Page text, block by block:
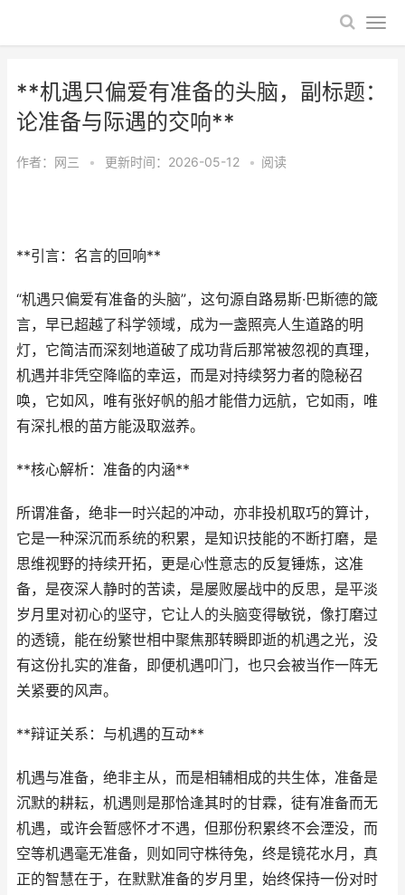
**机遇只偏爱有准备的头脑，副标题：
论准备与际遇的交响**
作者： 网三 • 更新时间：2026-05-12 • 阅读
**引言：名言的回响**
“机遇只偏爱有准备的头脑”，这句源自路易斯·巴斯德的箴
言，早已超越了科学领域，成为一盏照亮人生道路的明
灯，它简洁而深刻地道破了成功背后那常被忽视的真理，
机遇并非凭空降临的幸运，而是对持续努力者的隐秘召
唤，它如风，唯有张好帆的船才能借力远航，它如雨，唯
有深扎根的苗方能汲取滋养。
**核心解析：准备的内涵**
所谓准备，绝非一时兴起的冲动，亦非投机取巧的算计，
它是一种深沉而系统的积累，是知识技能的不断打磨，是
思维视野的持续开拓，更是心性意志的反复锤炼，这准
备，是夜深人静时的苦读，是屡败屡战中的反思，是平淡
岁月里对初心的坚守，它让人的头脑变得敏锐，像打磨过
的透镜，能在纷繁世相中聚焦那转瞬即逝的机遇之光，没
有这份扎实的准备，即便机遇叩门，也只会被当作一阵无
关紧要的风声。
**辩证关系：与机遇的互动**
机遇与准备，绝非主从，而是相辅相成的共生体，准备是
沉默的耕耘，机遇则是那恰逢其时的甘霖，徒有准备而无
机遇，或许会暂感怀才不遇，但那份积累终不会湮没，而
空等机遇毫无准备，则如同守株待兔，终是镜花水月，真
正的智慧在于，在默默准备的岁月里，始终保持一份对时